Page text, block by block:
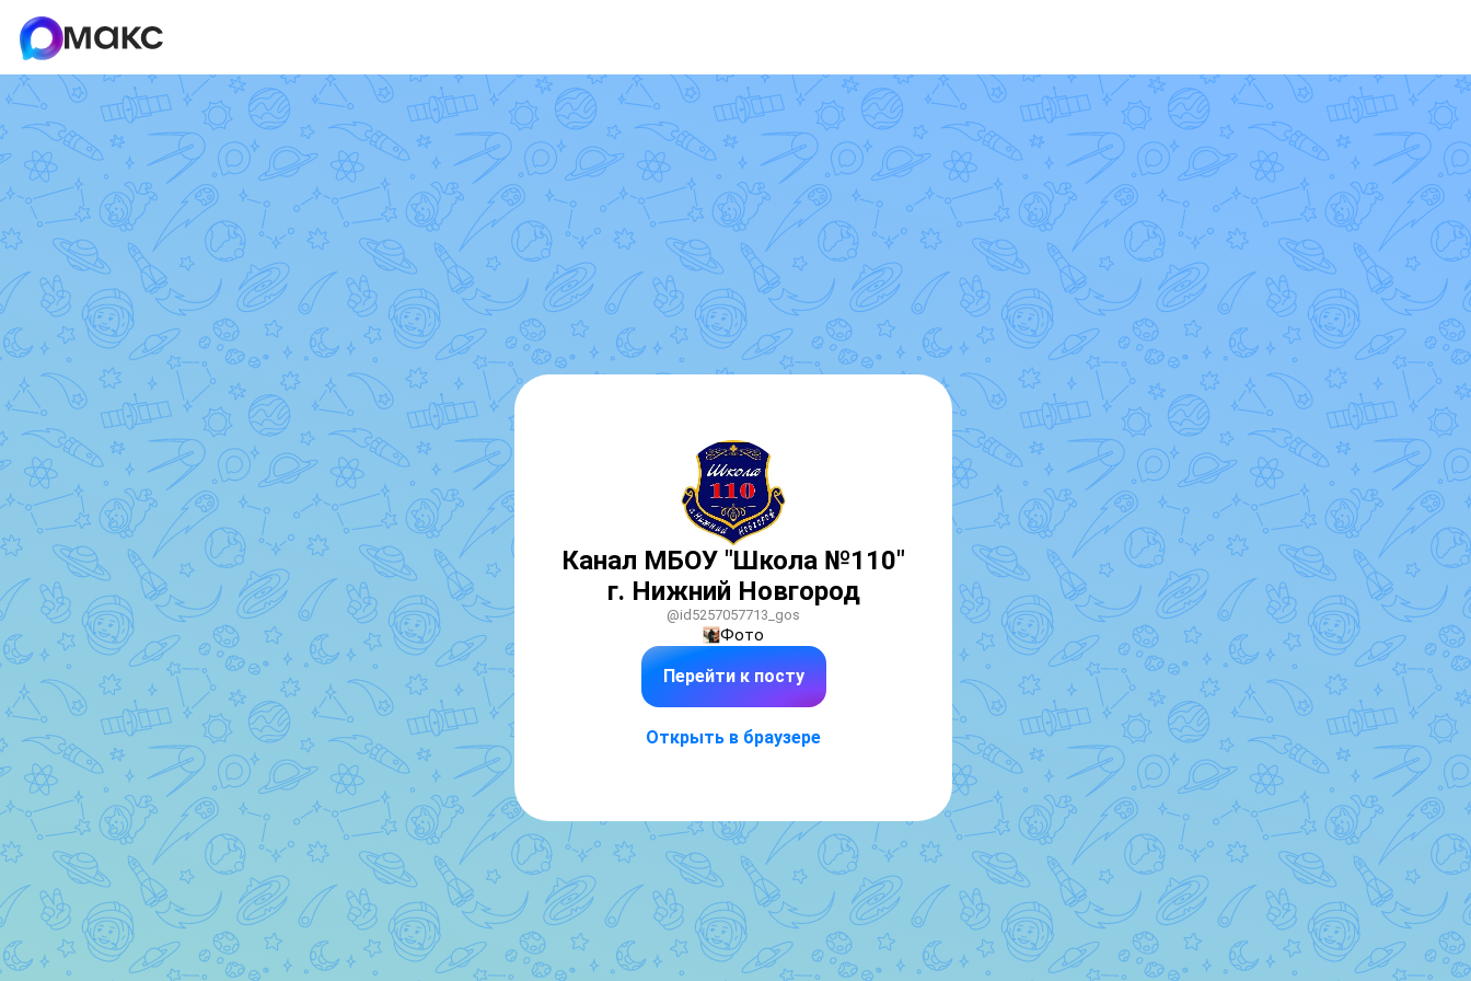
Канал МБОУ "Школа №110"
г. Нижний Новгород
@id5257057713_gos
Фото
Перейти к посту
Открыть в браузере